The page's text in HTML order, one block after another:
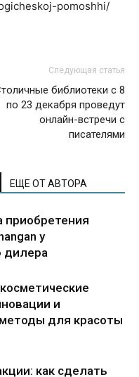
pomoshhi/
Следующая статья
библиотеки с 8
по 23 декабря проведут
онлайн-встречи с
писателями
ЕЩЕ ОТ АВТОРА
приобретения
у
дилера
и
для красоты
как сделать